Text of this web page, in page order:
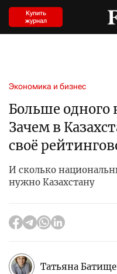
Купить
журнал
Экономика и бизнес
Больше одного
Зачем в
своё
И сколько
нужно Казахстану
Татьяна